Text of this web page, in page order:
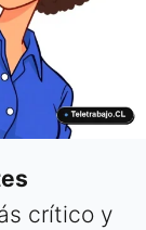
crítico y